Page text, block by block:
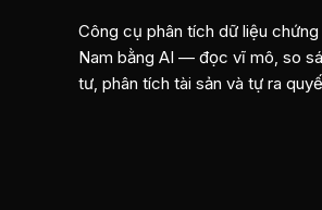
Công cụ phân tích dữ liệu
Nam bằng AI — đọc vĩ mô, so
tư, phân tích tài sản và tự ra